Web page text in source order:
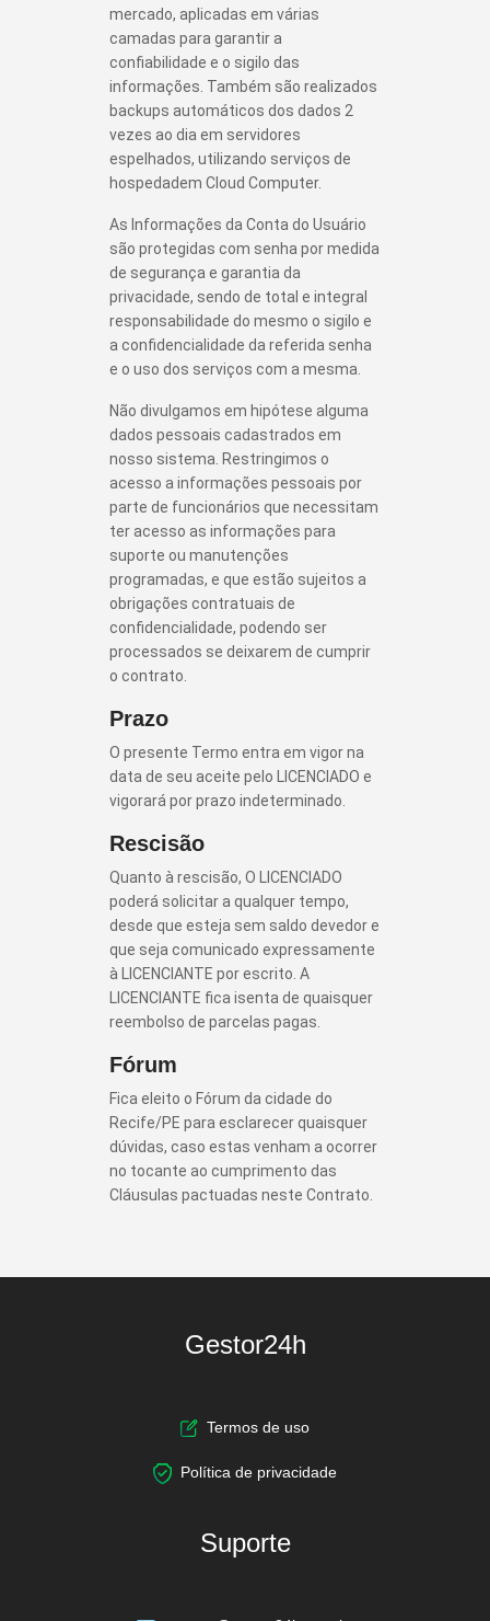
mercado, aplicadas em várias
camadas para garantir a
confiabilidade e o sigilo das
informações. Também são realizados
backups automáticos dos dados 2
vezes ao dia em servidores
espelhados, utilizando serviços de
hospedadem Cloud Computer.
As Informações da Conta do Usuário
são protegidas com senha por medida
de segurança e garantia da
privacidade, sendo de total e integral
responsabilidade do mesmo o sigilo e
a confidencialidade da referida senha
e o uso dos serviços com a mesma.
Não divulgamos em hipótese alguma
dados pessoais cadastrados em
nosso sistema. Restringimos o
acesso a informações pessoais por
parte de funcionários que necessitam
ter acesso as informações para
suporte ou manutenções
programadas, e que estão sujeitos a
obrigações contratuais de
confidencialidade, podendo ser
processados se deixarem de cumprir
o contrato.
Prazo
O presente Termo entra em vigor na
data de seu aceite pelo LICENCIADO e
vigorará por prazo indeterminado.
Rescisão
Quanto à rescisão, O LICENCIADO
poderá solicitar a qualquer tempo,
desde que esteja sem saldo devedor e
que seja comunicado expressamente
à LICENCIANTE por escrito. A
LICENCIANTE fica isenta de quaisquer
reembolso de parcelas pagas.
Fórum
Fica eleito o Fórum da cidade do
Recife/PE para esclarecer quaisquer
dúvidas, caso estas venham a ocorrer
no tocante ao cumprimento das
Cláusulas pactuadas neste Contrato.
Gestor24h
Termos de uso
Política de privacidade
Suporte